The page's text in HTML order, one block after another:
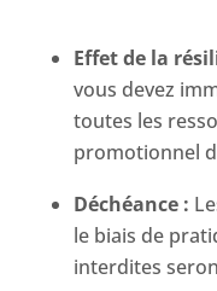
Effet de la
vous devez
toutes les
promotionnel
Déchéance :
le biais de
interdites